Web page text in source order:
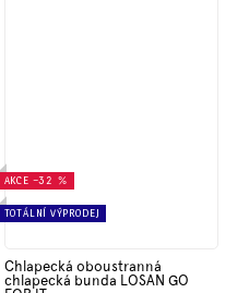
AKCE –32 %
TOTÁLNÍ VÝPRODEJ
Chlapecká oboustranná
chlapecká bunda LOSAN GO